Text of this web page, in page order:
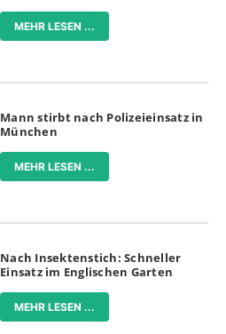
MEHR LESEN ...
Mann stirbt nach Polizeieinsatz in
München
MEHR LESEN ...
Nach Insektenstich: Schneller
Einsatz im Englischen Garten
MEHR LESEN ...